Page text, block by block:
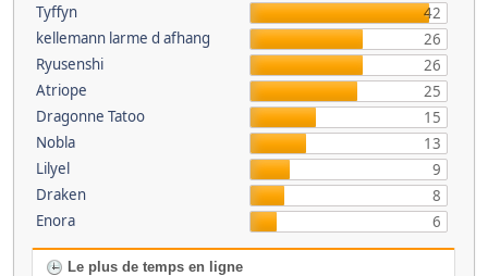
Tyffyn
42
kellemann larme d afhang
26
Ryusenshi
26
Atriope
25
Dragonne Tatoo
15
Nobla
13
Lilyel
9
Draken
8
Enora
6
Le plus de temps en ligne